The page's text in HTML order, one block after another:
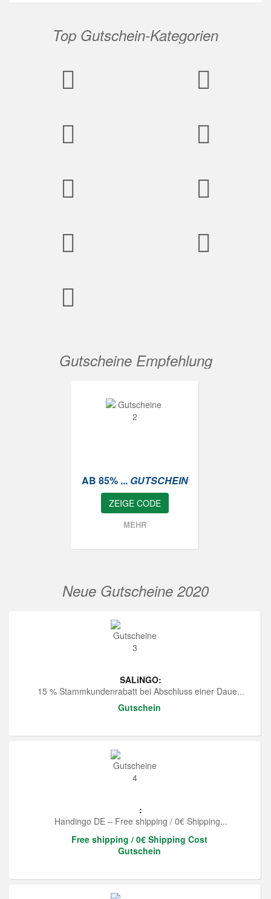
Top Gutschein-Kategorien
Gutscheine Empfehlung
AB 85% ... GUTSCHEIN
ZEIGE CODE
MEHR
Neue Gutscheine 2020
SALiNGO:
15 % Stammkundenrabatt bei Abschluss einer Daue...
Gutschein
:
Handingo DE – Free shipping / 0€ Shipping...
Free shipping / 0€ Shipping Cost
Gutschein